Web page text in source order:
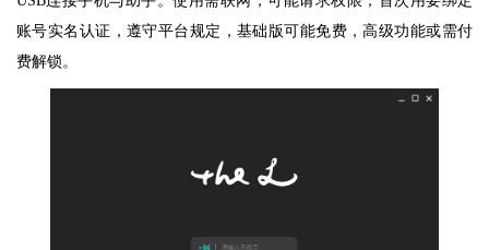
账号实名认证，遵守平台规定，基础版可能免费，高级功能或需付
费解锁。